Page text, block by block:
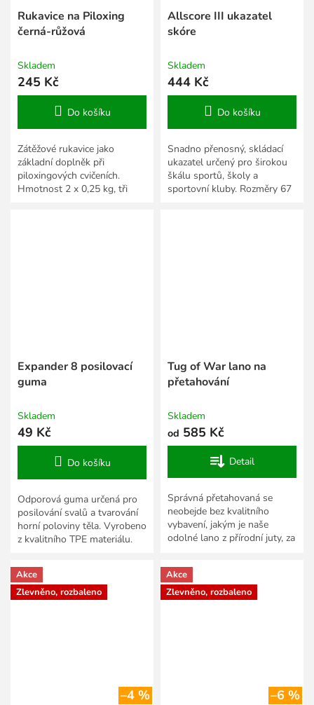
Rukavice na Piloxing
černá-růžová
Skladem
245 Kč
Do košíku
Zátěžové rukavice jako
základní doplněk při
piloxingových cvičeních.
Hmotnost 2 x 0,25 kg, tři
Allscore III ukazatel
skóre
Skladem
444 Kč
Do košíku
Snadno přenosný, skládací
ukazatel určený pro širokou
škálu sportů, školy a
sportovní kluby. Rozměry 67
Expander 8 posilovací
guma
Skladem
49 Kč
Do košíku
Odporová guma určená pro
posilování svalů a tvarování
horní poloviny těla. Vyrobeno
z kvalitního TPE materiálu.
Tug of War lano na
přetahování
Skladem
od 585 Kč
Detail
Správná přetahovaná se
neobejde bez kvalitního
vybavení, jakým je naše
odolné lano z přírodní juty, za
Akce
Zlevněno, rozbaleno
–4 %
Akce
Zlevněno, rozbaleno
–6 %